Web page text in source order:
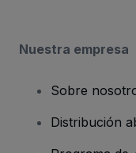
Nuestra empresa
Sobre
Distribución